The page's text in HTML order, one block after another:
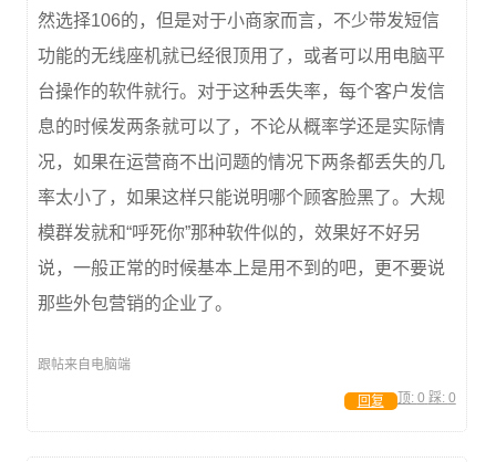
然选择106的，但是对于小商家而言，不少带发短信
功能的无线座机就已经很顶用了，或者可以用电脑平
台操作的软件就行。对于这种丢失率，每个客户发信
息的时候发两条就可以了，不论从概率学还是实际情
况，如果在运营商不出问题的情况下两条都丢失的几
率太小了，如果这样只能说明哪个顾客脸黑了。大规
模群发就和“呼死你”那种软件似的，效果好不好另
说，一般正常的时候基本上是用不到的吧，更不要说
那些外包营销的企业了。
跟帖来自电脑端
顶: 0 踩: 0
回复